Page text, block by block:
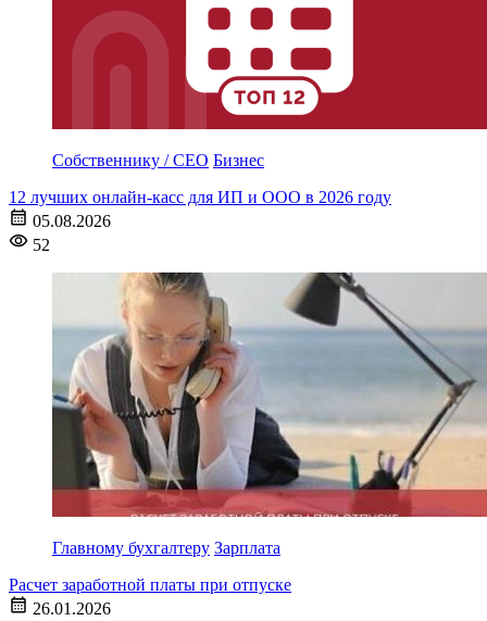
Собственнику / CEO Бизнес
12 лучших онлайн-касс для ИП и ООО в 2026 году
05.08.2026
52
Главному бухгалтеру Зарплата
Расчет заработной платы при отпуске
26.01.2026